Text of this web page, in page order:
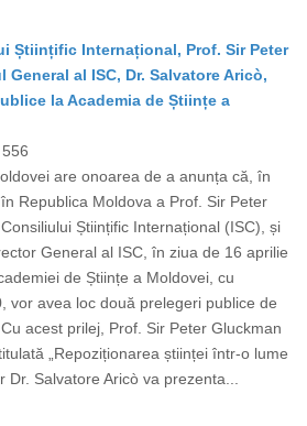
Științific Internațional, Prof. Sir Peter
al ISC, Dr. Salvatore Aricò,
la Academia de Științe a
are onoarea de a anunța că, în
Republica Moldova a Prof. Sir Peter
Științific Internațional (ISC), și
General al ISC, în ziua de 16 aprilie
de Științe a Moldovei, cu
vor avea loc două prelegeri publice de
acest prilej, Prof. Sir Peter Gluckman
„Repoziționarea științei într-o lume
Dr. Salvatore Aricò va prezenta...